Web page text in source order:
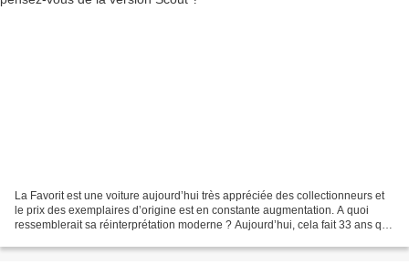
La Favorit est une voiture aujourd’hui très appréciée des collectionneurs et
le prix des exemplaires d’origine est en constante augmentation. A quoi
ressemblerait sa réinterprétation moderne ? Aujourd’hui, cela fait 33 ans que